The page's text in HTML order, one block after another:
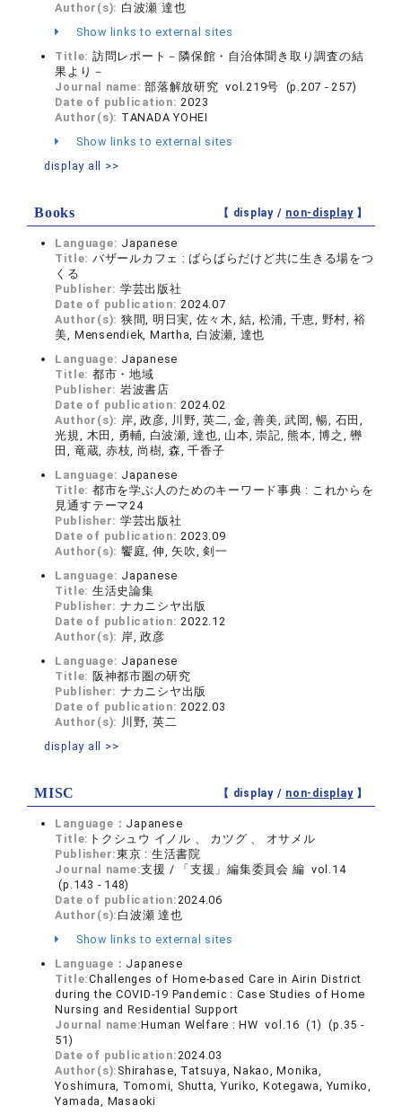
Author(s): 白波瀬 達也
Show links to external sites
Title: 訪問レポート－隣保館・自治体聞き取り調査の結
果より－
Journal name:部落解放研究 vol.219号 (p.207 - 257)
Date of publication:2023
Author(s): TANADA YOHEI
Show links to external sites
display all >>
Books 【 display / non-display】
Language: Japanese
Title: バザールカフェ : ばらばらだけど共に生きる場をつ
くる
Publisher: 学芸出版社
Date of publication:2024.07
Author(s): 狭間, 明日実, 佐々木, 結, 松浦, 千恵, 野村, 裕
美, Mensendiek, Martha, 白波瀬, 達也
Language: Japanese
Title: 都市・地域
Publisher: 岩波書店
Date of publication:2024.02
Author(s): 岸, 政彦, 川野, 英二, 金, 善美, 武岡, 暢, 石田,
光規, 木田, 勇輔, 白波瀬, 達也, 山本, 崇記, 熊本, 博之, 轡
田, 竜蔵, 赤枝, 尚樹, 森, 千香子
Language: Japanese
Title: 都市を学ぶ人のためのキーワード事典 : これからを
見通すテーマ24
Publisher: 学芸出版社
Date of publication:2023.09
Author(s): 饗庭, 伸, 矢吹, 剣一
Language: Japanese
Title: 生活史論集
Publisher: ナカニシヤ出版
Date of publication:2022.12
Author(s): 岸, 政彦
Language: Japanese
Title: 阪神都市圏の研究
Publisher: ナカニシヤ出版
Date of publication:2022.03
Author(s): 川野, 英二
display all >>
MISC 【 display / non-display】
Language： Japanese
Title: トクシュウ イノル 、 カツグ 、 オサメル
Publisher:東京 : 生活書院
Journal name:支援 / 「支援」編集委員会 編 vol.14
(p.143 - 148)
Date of publication:2024.06
Author(s): 白波瀬 達也
Show links to external sites
Language： Japanese
Title:Challenges of Home-based Care in Airin District
during the COVID-19 Pandemic : Case Studies of Home
Nursing and Residential Support
Journal name:Human Welfare : HW vol.16 (1) (p.35 -
51)
Date of publication:2024.03
Author(s): Shirahase, Tatsuya, Nakao, Monika,
Yoshimura, Tomomi, Shutta, Yuriko, Kotegawa, Yumiko,
Yamada, Masaoki